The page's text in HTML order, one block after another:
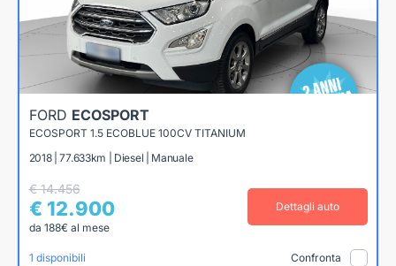
FORD ECOSPORT
ECOSPORT 1.5 ECOBLUE 100CV TITANIUM
2018 | 77.633km | Diesel | Manuale
€ 14.456
€ 12.900
da 188€ al mese
Dettagli auto
1 disponibili Confronta